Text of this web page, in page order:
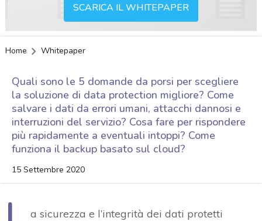
SCARICA IL WHITEPAPER
Home Whitepaper
Quali sono le 5 domande da porsi per scegliere
la soluzione di data protection migliore? Come
salvare i dati da errori umani, attacchi dannosi e
interruzioni del servizio? Cosa fare per rispondere
più rapidamente a eventuali intoppi? Come
funziona il backup basato sul cloud?
15 Settembre 2020
a sicurezza e l’integrità dei dati protetti